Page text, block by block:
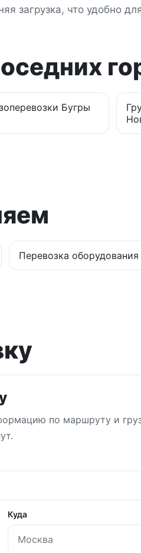
загрузка, что удобно
Бугры
Перевозка оборудования
по маршруту и
Куда